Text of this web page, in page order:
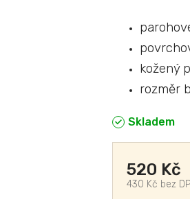
Skladem
520 Kč
430 Kč bez
p
kožený
rozměr